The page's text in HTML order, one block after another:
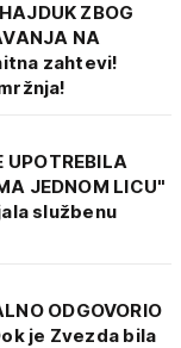
ZBOG
NA
zahtevi!
UPOTREBILA
JEDNOM LICU"
službenu
ODGOVORIO
je Zvezda bila